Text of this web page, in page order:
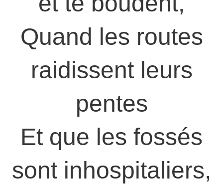
Quand les routes
raidissent leurs
pentes
Et que les fossés
sont inhospitaliers,